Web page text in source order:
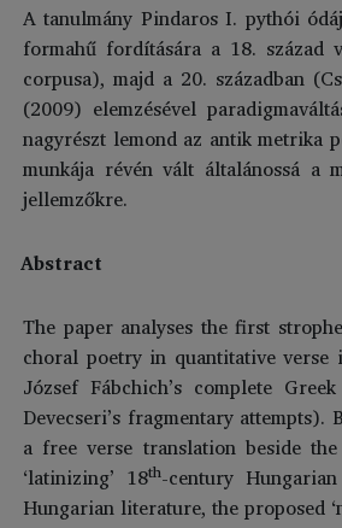
A tanulmány Pindaros I. pythói
formahű fordítására a 18. század
corpusa), majd a 20. században
(2009) elemzésével
nagyrészt lemond az antik metrika
munkája révén vált általánossá a
jellemzőkre.
Abstract
The paper analyses the first
choral poetry in quantitative verse
József Fábchich’s complete
Devecseri’s fragmentary
a free verse translation beside
‘latinizing’ 18th-century
Hungarian literature, the proposed